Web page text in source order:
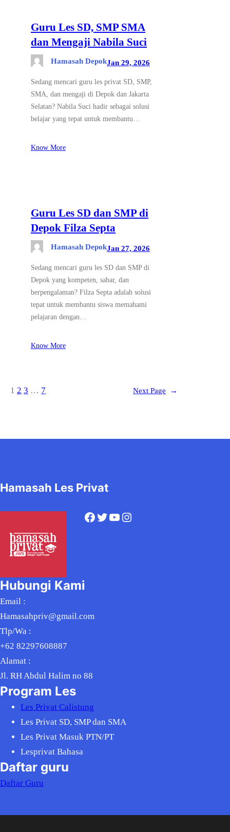
Guru Les SD, SMP SMA
dan Mengaji Nabila Suci
Hamasah DepokJan 29, 2026
Sedang mencari guru les privat SD, SMP,
SMA, dan mengaji di Depok dan Jakarta
Selatan? Nabila Suci hadir sebagai solusi
belajar yang tepat untuk membantu…
Know More
Guru Les SD dan SMP di
Depok Filza Septa
Hamasah DepokJan 27, 2026
Sedang mencari guru les SD dan SMP di
Depok yang kompeten, sabar, dan
berpengalaman? Filza Septa adalah solusi
tepat untuk membantu siswa memahami
pelajaran dengan…
Know More
1 2 3 … 7 Next Page →
Hamasah Les Privat
Facebook Twitter YouTube Instagram
Hubungi Kami
Email :
Hamasahpriv@gmail.com
Tlp/Wa :
+62 82297608887
Alamat :
Jl. RH Abdul Halim no 88
Program Les
Les Privat Calistung
Les Privat SD, SMP dan SMA
Les Privat Masuk PTN/PT
Lesprivat Bahasa
Daftar guru
Daftar Guru